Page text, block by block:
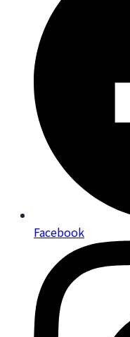
Facebook